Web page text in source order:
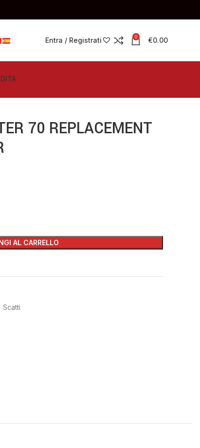
Entra / Registrati 0 €0.00
70 REPLACEMENT
AL CARRELLO
Scatti